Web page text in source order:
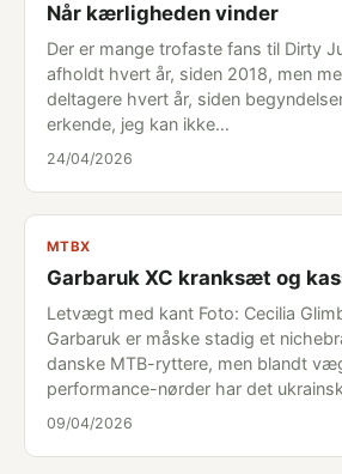
Når kærligheden vinder
Der er mange trofaste fans til Dirty
afholdt hvert år, siden 2018, men
deltagere hvert år, siden
erkende, jeg kan ikke…
24/04/2026
MTBX
Garbaruk XC kranksæt og
Letvægt med kant Foto: Cecilia
Garbaruk er måske stadig et
danske MTB-ryttere, men blandt
performance-nørder har det
09/04/2026